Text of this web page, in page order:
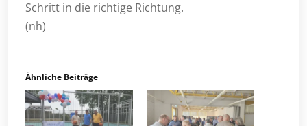
Schritt in die richtige Richtung.
(nh)
Ähnliche Beiträge